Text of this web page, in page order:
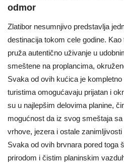
odmor
Zlatibor nesumnjivo predstavlja
destinacija tokom cele godine.
pruža autentično uživanje u
smeštene na proplancima,
Svaka od ovih kućica je
turistima omogućavaju prijatan i
su u najlepšim delovima planine,
mogućnost da iz svog smeštaja
vrhove, jezera i ostale
Svaka od ovih brvnara pored toga
prirodom i čistim planinskim